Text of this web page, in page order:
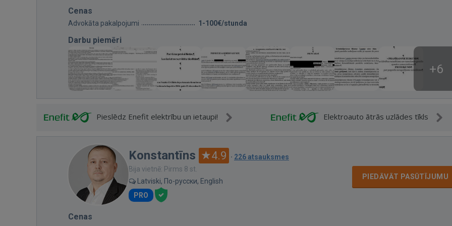
Cenas
Advokāta pakalpojumi 1-100€/stunda
Darbu piemēri
+6
Pieslēdz Enefit elektrību un ietaupi! Elektroauto ātrās uzlādes tīkls
Konstantīns 4.9 · 226 atsauksmes
Bija vietnē: Pirms 8 st.
Latviski, По-русски, English
PRO
PIEDĀVĀT PASŪTĪJUMU
Cenas